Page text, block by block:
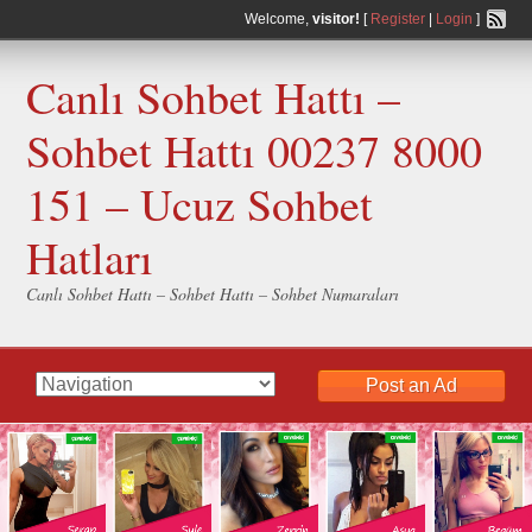
Welcome, visitor! [ Register| Login ]
Canlı Sohbet Hattı –
Sohbet Hattı 00237 8000
151 – Ucuz Sohbet
Hatları
Canlı Sohbet Hattı – Sohbet Hattı – Sohbet Numaraları
Post an Ad